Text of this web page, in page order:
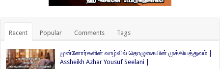
Recent Popular Comments Tags
முன்னோர்களின் வாழ்வில் தொழுகையின் முக்கியத்துவம் |
Assheikh Azhar Yousuf Seelani |